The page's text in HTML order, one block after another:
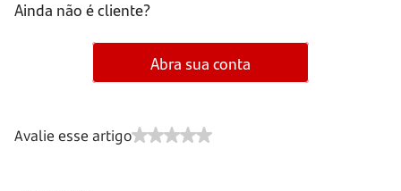
Ainda não é cliente?
Abra sua conta
Avalie esse artigo